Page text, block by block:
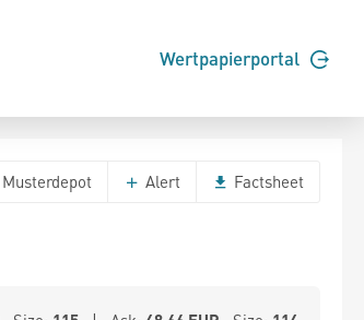
Wertpapierportal
Musterdepot Alert Factsheet